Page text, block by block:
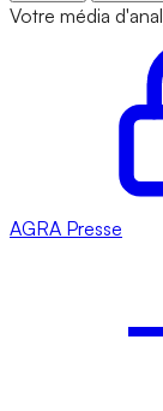
Votre média
AGRA Presse